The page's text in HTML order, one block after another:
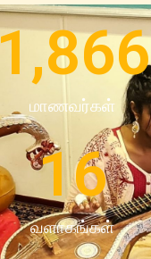
மாணவர்கள்
1,866
வளாகங்கள்
16